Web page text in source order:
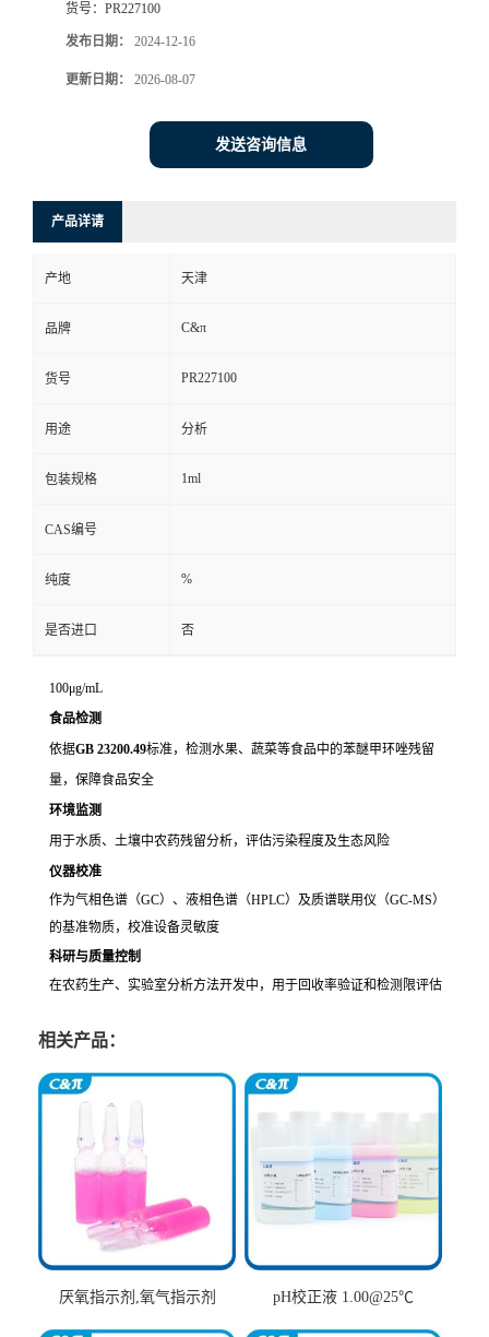
货号： PR227100
发布日期： 2024-12-16
更新日期： 2026-08-07
发送咨询信息
产品详请
产地 天津
品牌 C&π
货号 PR227100
用途 分析
包装规格 1ml
CAS编号
纯度 %
是否进口 否
100μg/mL
食品检测
依据GB 23200.49标准，检测水果、蔬菜等食品中的苯醚甲环唑残留
量，保障食品安全
环境监测
用于水质、土壤中农药残留分析，评估污染程度及生态风险
仪器校准
作为气相色谱（GC）、液相色谱（HPLC）及质谱联用仪（GC-MS）
的基准物质，校准设备灵敏度
科研与质量控制
在农药生产、实验室分析方法开发中，用于回收率验证和检测限评估
相关产品：
厌氧指示剂,氧气指示剂 pH校正液 1.00@25℃